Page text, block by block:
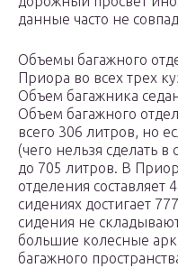
данные часто не
Объемы багажного
Приора во всех трех
Объем багажника
Объем багажного
всего 306 литров, но
(чего нельзя сделать в
до 705 литров. В
отделения составляет
сидениях достигает
сидения не
большие колесные
багажного